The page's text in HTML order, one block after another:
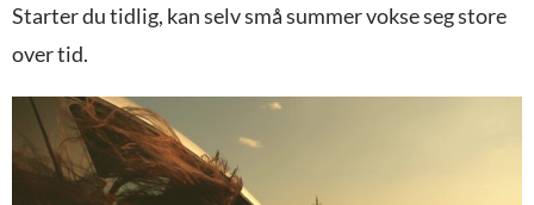
Starter du tidlig, kan selv små summer vokse seg store
over tid.